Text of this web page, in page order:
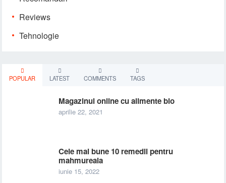
Reviews
Tehnologie
POPULAR LATEST COMMENTS TAGS
Magazinul online cu alimente bio
aprilie 22, 2021
Cele mai bune 10 remedii pentru
mahmureala
iunie 15, 2022